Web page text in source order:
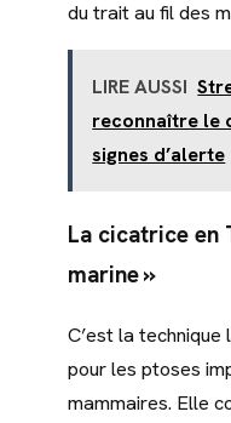
du trait au fil des
LIRE AUSSI
reconnaître le
signes d’alerte
La cicatrice en
marine »
C’est la
pour les ptoses
mammaires. Elle